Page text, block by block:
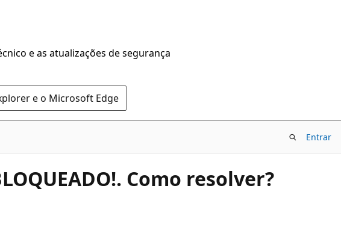
e as atualizações de segurança
e o Microsoft Edge
Entrar
Como resolver?